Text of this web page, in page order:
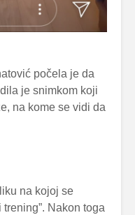
počela je da
je snimkom koji
na kome se vidi da
na kojoj se
Nakon toga